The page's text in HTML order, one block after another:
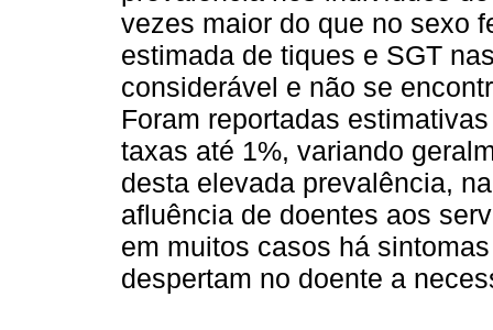
vezes maior do que no sexo
estimada de tiques e SGT
considerável e não se
Foram reportadas
taxas até 1%, variando
desta elevada prevalência,
afluência de doentes aos
em muitos casos há
despertam no doente a